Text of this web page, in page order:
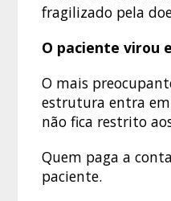
fragilizado pela
O paciente virou
O mais
estrutura entra
não fica restrito
Quem paga a
paciente.